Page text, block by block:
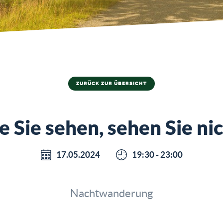
ZURÜCK ZUR ÜBERSICHT
Sie sehen, sehen Sie
17.05.2024 19:30 - 23:00
Nachtwanderung